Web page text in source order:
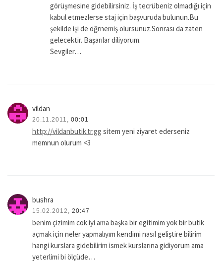
görüşmesine gidebilirsiniz. İş tecrübeniz olmadığı için
kabul etmezlerse staj için başvuruda bulunun.Bu
şekilde işi de öğrnemiş olursunuz.Sonrası da zaten
gelecektir. Başarılar diliyorum.
Sevgiler…
vildan
20.11.2011, 00:01
http://vildanbutik.tr.gg sitem yeni ziyaret ederseniz
memnun olurum <3
bushra
15.02.2012, 20:47
benim çizimim cok iyi ama başka bir egitimim yok bir butik
açmak için neler yapmalıyım kendimi nasıl geliştire bilirim
hangi kurslara gidebilirim ismek kurslarına gidiyorum ama
yeterlimi bi ölçüde…